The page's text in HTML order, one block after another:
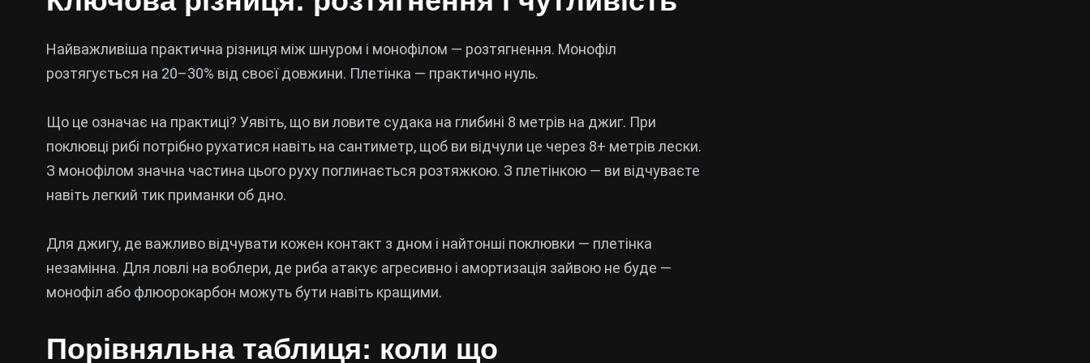
Найважливіша практична різниця між шнуром і монофілом — розтягнення. Монофіл
розтягується на 20–30% від своєї довжини. Плетінка — практично нуль.
Що це означає на практиці? Уявіть, що ви ловите судака на глибині 8 метрів на джиг. При
поклювці рибі потрібно рухатися навіть на сантиметр, щоб ви відчули це через 8+ метрів лески.
З монофілом значна частина цього руху поглинається розтяжкою. З плетінкою — ви відчуваєте
навіть легкий тик приманки об дно.
Для джигу, де важливо відчувати кожен контакт з дном і найтонші поклювки — плетінка
незамінна. Для ловлі на воблери, де риба атакує агресивно і амортизація зайвою не буде —
монофіл або флюорокарбон можуть бути навіть кращими.
Порівняльна таблиця: коли що